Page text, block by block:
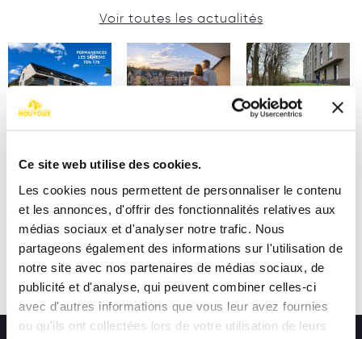
Ce site web utilise des cookies.
Les cookies nous permettent de personnaliser le contenu
et les annonces, d'offrir des fonctionnalités relatives aux
médias sociaux et d'analyser notre trafic. Nous
partageons également des informations sur l'utilisation de
notre site avec nos partenaires de médias sociaux, de
publicité et d'analyse, qui peuvent combiner celles-ci
avec d'autres informations que vous leur avez fournies
ou qu'ils ont collectées lors de votre utilisation de leurs
Voir toutes les actualités